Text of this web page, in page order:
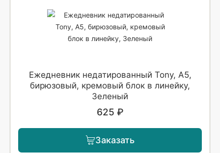
Ежедневник недатированный Tony, А5,
бирюзовый, кремовый блок в линейку,
Зеленый
625 ₽
Заказать